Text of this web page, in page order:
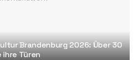
Brandenburg 2026: Über 30
Türen